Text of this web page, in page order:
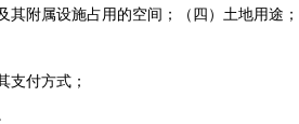
其附属设施占用的空间；（四）土地用途；
支付方式；